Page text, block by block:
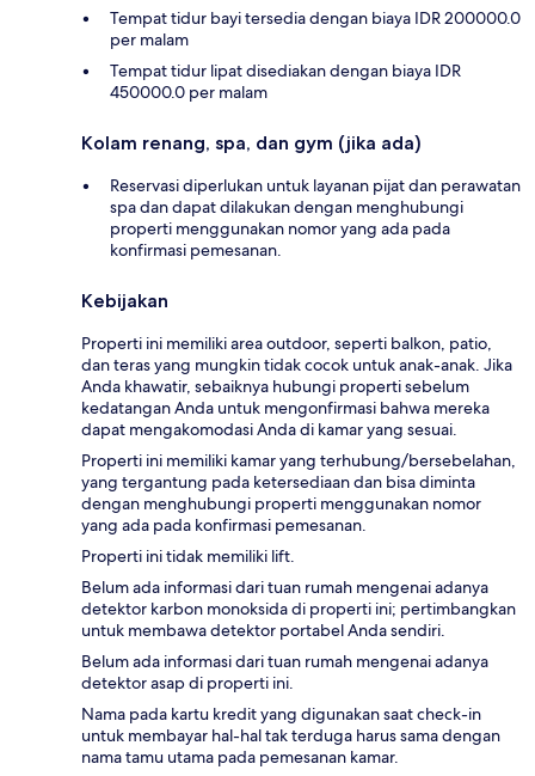
Tempat tidur bayi tersedia dengan biaya IDR 200000.0
per malam
Tempat tidur lipat disediakan dengan biaya IDR
450000.0 per malam
Kolam renang, spa, dan gym (jika ada)
Reservasi diperlukan untuk layanan pijat dan perawatan
spa dan dapat dilakukan dengan menghubungi
properti menggunakan nomor yang ada pada
konfirmasi pemesanan.
Kebijakan
Properti ini memiliki area outdoor, seperti balkon, patio,
dan teras yang mungkin tidak cocok untuk anak-anak. Jika
Anda khawatir, sebaiknya hubungi properti sebelum
kedatangan Anda untuk mengonfirmasi bahwa mereka
dapat mengakomodasi Anda di kamar yang sesuai.
Properti ini memiliki kamar yang terhubung/bersebelahan,
yang tergantung pada ketersediaan dan bisa diminta
dengan menghubungi properti menggunakan nomor
yang ada pada konfirmasi pemesanan.
Properti ini tidak memiliki lift.
Belum ada informasi dari tuan rumah mengenai adanya
detektor karbon monoksida di properti ini; pertimbangkan
untuk membawa detektor portabel Anda sendiri.
Belum ada informasi dari tuan rumah mengenai adanya
detektor asap di properti ini.
Nama pada kartu kredit yang digunakan saat check-in
untuk membayar hal-hal tak terduga harus sama dengan
nama tamu utama pada pemesanan kamar.